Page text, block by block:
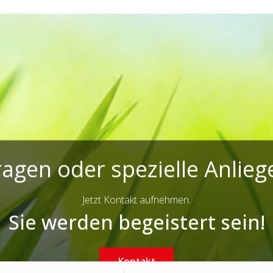
oder spezielle
Jetzt Kontakt aufnehmen.
Sie werden begeistert sein!
Kontakt